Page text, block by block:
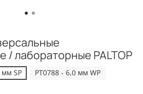
/ лабораторные PALTOP
мм SP PT0788 - 6,0 мм WP